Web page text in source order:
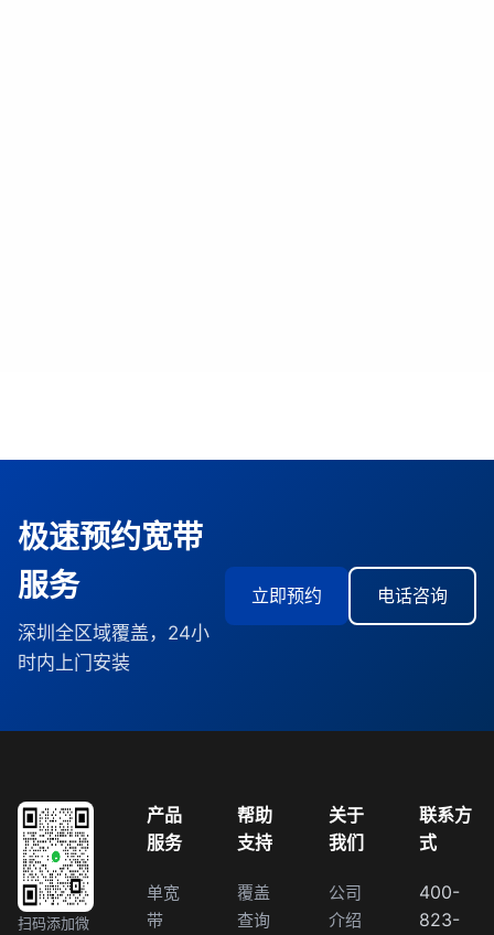
极速预约宽带
服务
深圳全区域覆盖，24小
时内上门安装
立即预约 电话咨询
扫码添加微
产品
服务
单宽
带
帮助
支持
覆盖
查询
关于
我们
公司
介绍
联系方
式
400-
823-